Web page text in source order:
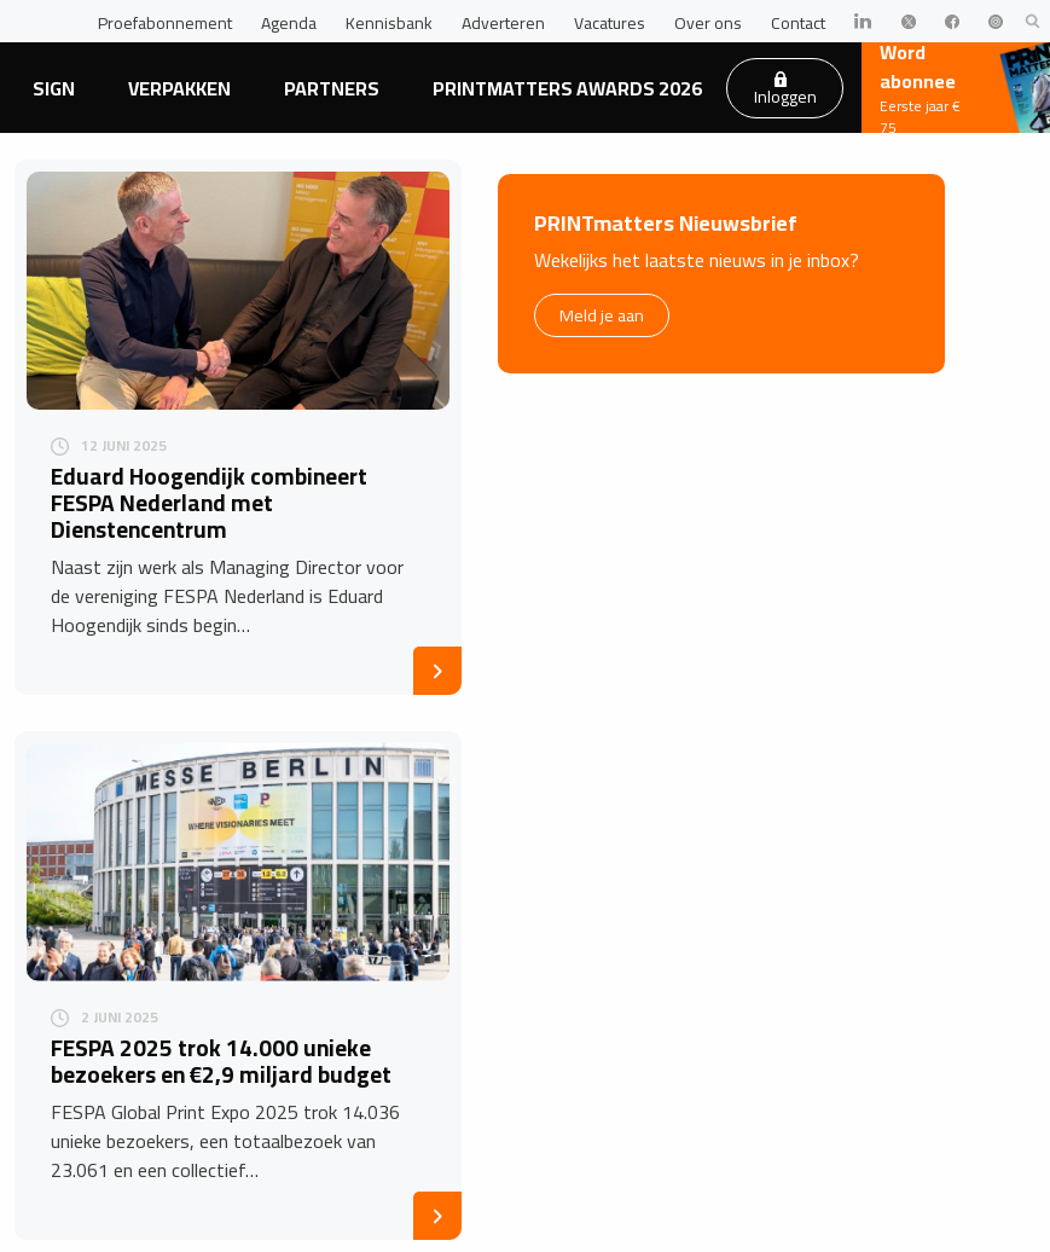
Proefabonnement Agenda Kennisbank Adverteren Vacatures Over ons Contact
SIGN VERPAKKEN PARTNERS PRINTMATTERS AWARDS 2026 Inloggen
Word
abonnee
Eerste jaar €
75
12 JUNI 2025
Eduard Hoogendijk combineert
FESPA Nederland met
Dienstencentrum
Naast zijn werk als Managing Director voor
de vereniging FESPA Nederland is Eduard
Hoogendijk sinds begin…
2 JUNI 2025
FESPA 2025 trok 14.000 unieke
bezoekers en €2,9 miljard budget
FESPA Global Print Expo 2025 trok 14.036
unieke bezoekers, een totaalbezoek van
23.061 en een collectief…
PRINTmatters Nieuwsbrief
Wekelijks het laatste nieuws in je inbox?
Meld je aan